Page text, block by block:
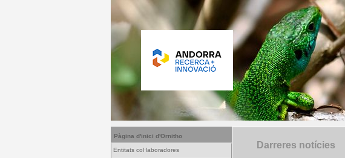
Pàgina d'inici d'Ornitho
Entitats col·laboradores Darreres notícies